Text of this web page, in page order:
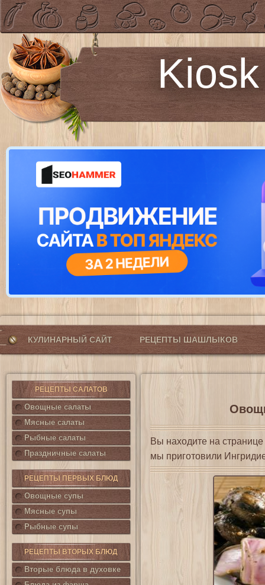
КУЛИНАРНЫЙ САЙТ РЕЦЕПТЫ ШАШЛЫКОВ
РЕЦЕПТЫ САЛАТОВ
Овощные салаты
Мясные салаты
Рыбные салаты
Праздничные салаты
РЕЦЕПТЫ ПЕРВЫХ БЛЮД
Овощные супы
Мясные супы
Рыбные супы
РЕЦЕПТЫ ВТОРЫХ БЛЮД
Вторые блюда в духовке
Вы находите на странице
мы приготовили